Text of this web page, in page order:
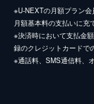
※U-NEXTの月額プラン
月額基本料の支払いに充
※決済時において支払金
録のクレジットカードで
※通話料、SMS通信料、